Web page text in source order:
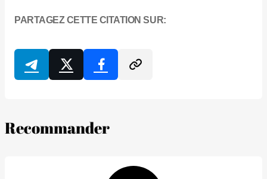
PARTAGEZ CETTE CITATION SUR:
Recommander